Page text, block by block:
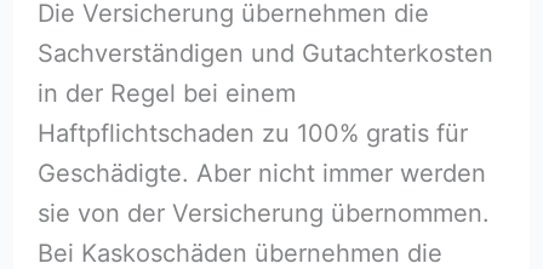
Die Versicherung übernehmen die
Sachverständigen und Gutachterkosten
in der Regel bei einem
Haftpflichtschaden zu 100% gratis für
Geschädigte. Aber nicht immer werden
sie von der Versicherung übernommen.
Bei Kaskoschäden übernehmen die